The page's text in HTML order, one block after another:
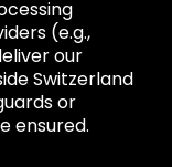
(e.g.,
our
Switzerland
or
ensured.